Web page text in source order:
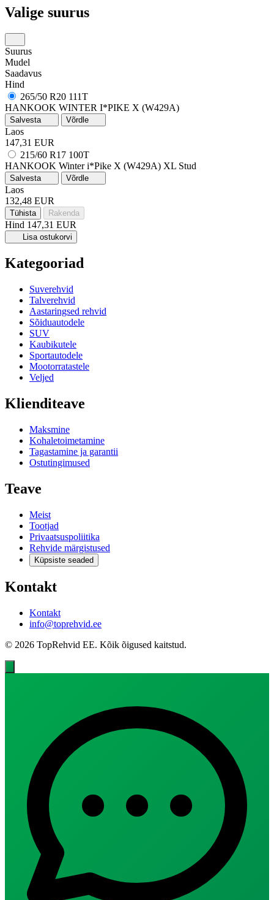
Valige suurus
Suurus
Mudel
Saadavus
Hind
265/50 R20 111T
HANKOOK WINTER I*PIKE X (W429A)
Salvesta Võrdle
Laos
147,31 EUR
215/60 R17 100T
HANKOOK Winter i*Pike X (W429A) XL Stud
Salvesta Võrdle
Laos
132,48 EUR
Tühista Rakenda
Hind 147,31 EUR
Lisa ostukorvi
Kategooriad
Suverehvid
Talverehvid
Aastaringsed rehvid
Sõiduautodele
SUV
Kaubikutele
Sportautodele
Mootorratastele
Veljed
Klienditeave
Maksmine
Kohaletoimetamine
Tagastamine ja garantii
Ostutingimused
Teave
Meist
Tootjad
Privaatsuspoliitika
Rehvide märgistused
Küpsiste seaded
Kontakt
Kontakt
info@toprehvid.ee
© 2026 TopRehvid EE. Kõik õigused kaitstud.